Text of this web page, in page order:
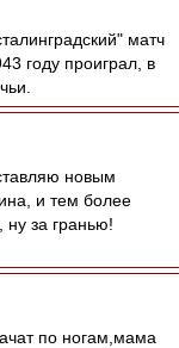
матч
году проиграл, в
новым
и тем более
за гранью!
по ногам,мама